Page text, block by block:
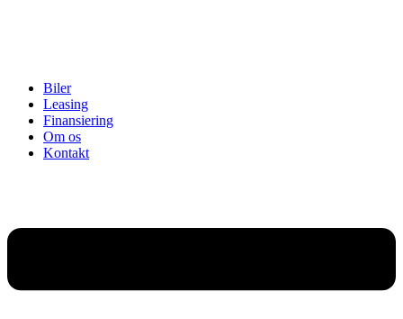
Biler
Leasing
Finansiering
Om os
Kontakt